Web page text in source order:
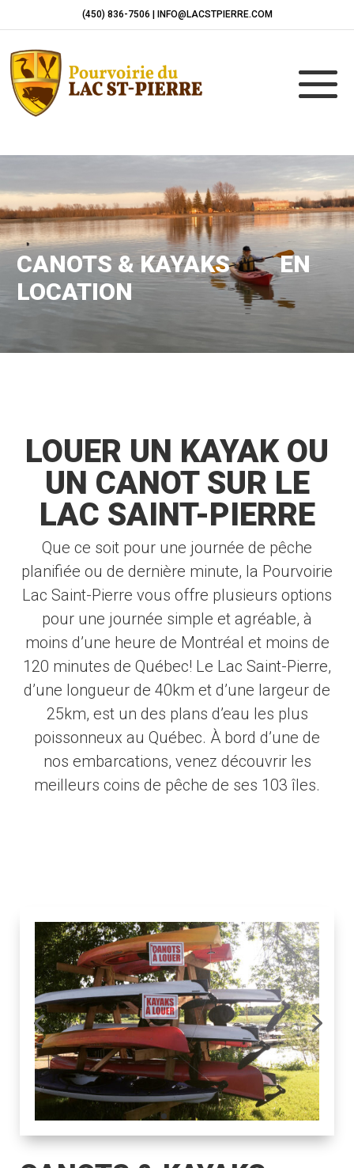
(450) 836-7506 | INFO@LACSTPIERRE.COM
CANOTS & KAYAKS EN
LOCATION
LOUER UN KAYAK OU
UN CANOT SUR LE
LAC SAINT-PIERRE
Que ce soit pour une journée de pêche
planifiée ou de dernière minute, la Pourvoirie
Lac Saint-Pierre vous offre plusieurs options
pour une journée simple et agréable, à
moins d’une heure de Montréal et moins de
120 minutes de Québec! Le Lac Saint-Pierre,
d’une longueur de 40km et d’une largeur de
25km, est un des plans d’eau les plus
poissonneux au Québec. À bord d’une de
nos embarcations, venez découvrir les
meilleurs coins de pêche de ses 103 îles.